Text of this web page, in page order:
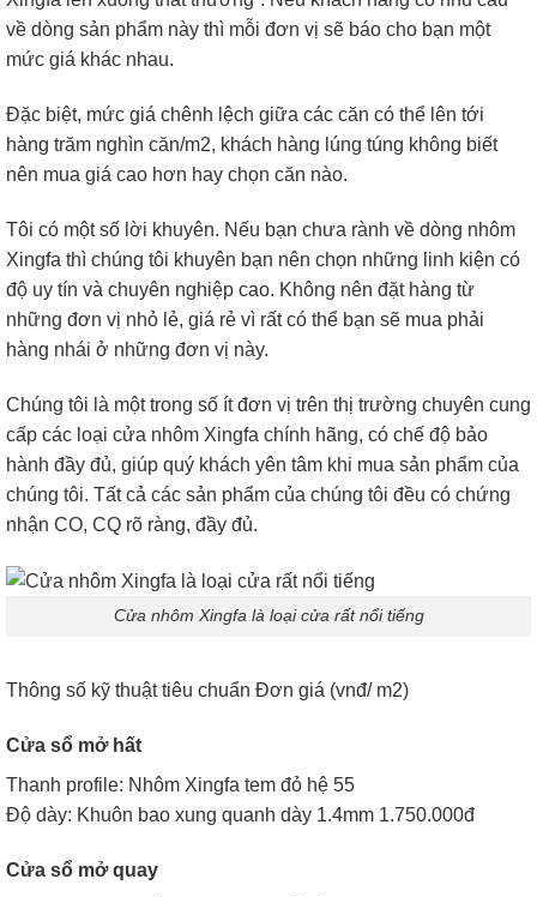
về dòng sản phẩm này thì mỗi đơn vị sẽ báo cho bạn một
mức giá khác nhau.
Đặc biệt, mức giá chênh lệch giữa các căn có thể lên tới
hàng trăm nghìn căn/m2, khách hàng lúng túng không biết
nên mua giá cao hơn hay chọn căn nào.
Tôi có một số lời khuyên. Nếu bạn chưa rành về dòng nhôm
Xingfa thì chúng tôi khuyên bạn nên chọn những linh kiện có
độ uy tín và chuyên nghiệp cao. Không nên đặt hàng từ
những đơn vị nhỏ lẻ, giá rẻ vì rất có thể bạn sẽ mua phải
hàng nhái ở những đơn vị này.
Chúng tôi là một trong số ít đơn vị trên thị trường chuyên cung
cấp các loại cửa nhôm Xingfa chính hãng, có chế độ bảo
hành đầy đủ, giúp quý khách yên tâm khi mua sản phẩm của
chúng tôi. Tất cả các sản phẩm của chúng tôi đều có chứng
nhận CO, CQ rõ ràng, đầy đủ.
Cửa nhôm Xingfa là loại cửa rất nổi tiếng
Thông số kỹ thuật tiêu chuẩn Đơn giá (vnđ/ m2)
Cửa sổ mở hất
Thanh profile: Nhôm Xingfa tem đỏ hệ 55
Độ dày: Khuôn bao xung quanh dày 1.4mm 1.750.000đ
Cửa sổ mở quay